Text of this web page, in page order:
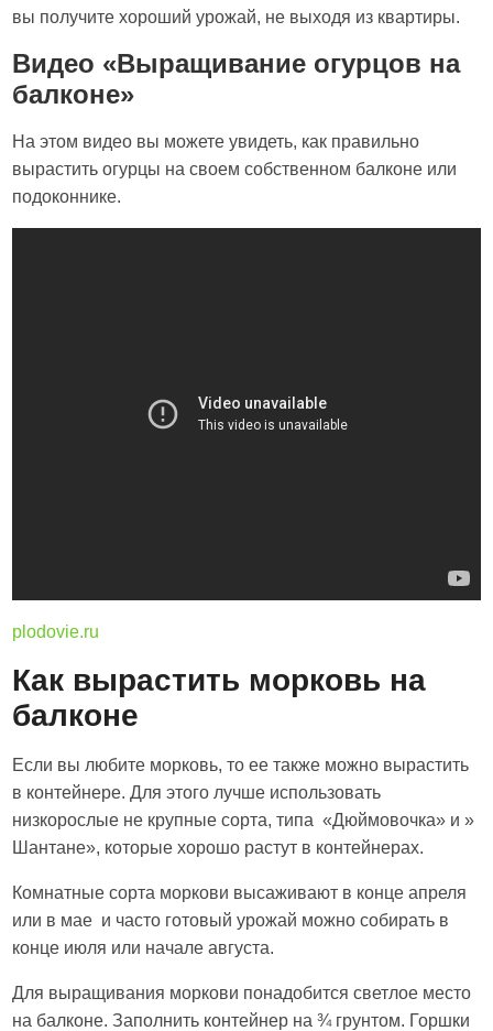
вы получите хороший урожай, не выходя из квартиры.
Видео «Выращивание огурцов на
балконе»
На этом видео вы можете увидеть, как правильно
вырастить огурцы на своем собственном балконе или
подоконнике.
plodovie.ru
Как вырастить морковь на
балконе
Если вы любите морковь, то ее также можно вырастить
в контейнере. Для этого лучше использовать
низкорослые не крупные сорта, типа «Дюймовочка» и »
Шантане», которые хорошо растут в контейнерах.
Комнатные сорта моркови высаживают в конце апреля
или в мае и часто готовый урожай можно собирать в
конце июля или начале августа.
Для выращивания моркови понадобится светлое место
на балконе. Заполнить контейнер на ¾ грунтом. Горшки